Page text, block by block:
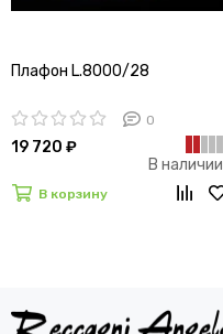
Плафон L.8000/28
0
19 720 ₽
В наличии
В корзину